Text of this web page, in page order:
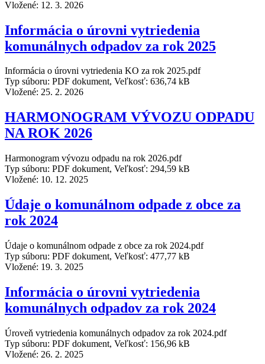
Vložené: 12. 3. 2026
Informácia o úrovni vytriedenia
komunálnych odpadov za rok 2025
Informácia o úrovni vytriedenia KO za rok 2025.pdf
Typ súboru: PDF dokument, Veľkosť: 636,74 kB
Vložené: 25. 2. 2026
HARMONOGRAM VÝVOZU ODPADU
NA ROK 2026
Harmonogram vývozu odpadu na rok 2026.pdf
Typ súboru: PDF dokument, Veľkosť: 294,59 kB
Vložené: 10. 12. 2025
Údaje o komunálnom odpade z obce za
rok 2024
Údaje o komunálnom odpade z obce za rok 2024.pdf
Typ súboru: PDF dokument, Veľkosť: 477,77 kB
Vložené: 19. 3. 2025
Informácia o úrovni vytriedenia
komunálnych odpadov za rok 2024
Úroveň vytriedenia komunálnych odpadov za rok 2024.pdf
Typ súboru: PDF dokument, Veľkosť: 156,96 kB
Vložené: 26. 2. 2025